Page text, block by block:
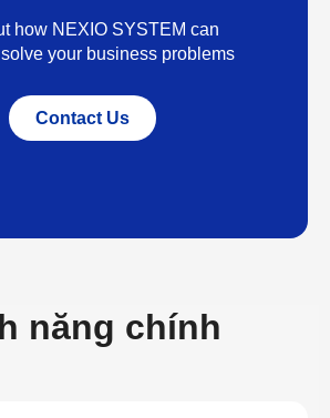
how NEXIO SYSTEM can
your business problems
Contact Us
năng chính